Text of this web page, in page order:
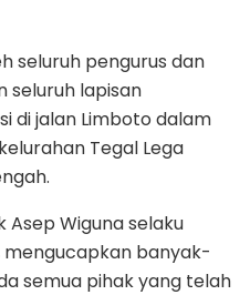
seluruh pengurus dan
seluruh lapisan
di jalan Limboto dalam
Tegal Lega
Wiguna selaku
mengucapkan banyak-
semua pihak yang telah